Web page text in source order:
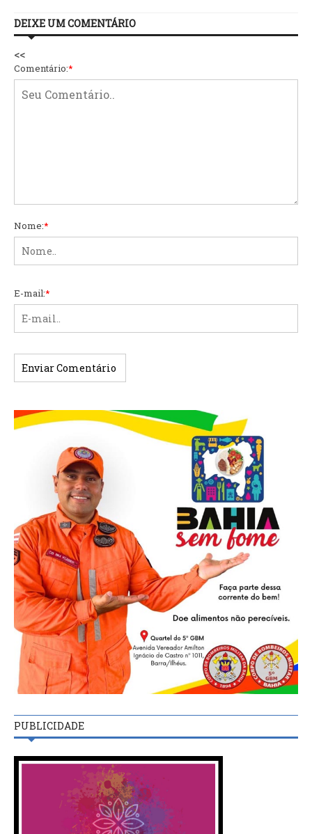
DEIXE UM COMENTÁRIO
<<
Comentário:*
Nome:*
E-mail:*
PUBLICIDADE